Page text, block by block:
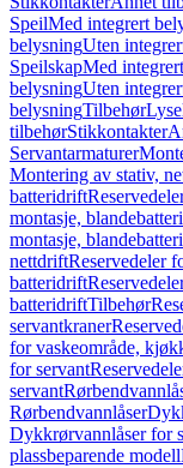
SpeilMed integrert
belysningUten
SpeilskapMed
belysningUten
belysningTilbehør
tilbehørStikkontakter
Servantarmaturer
Montering av stativ,
batteridrift
montasje,
montasje,
nettdriftReservedeler
batteridrift
batteridriftTilbehør
servantkraner
for vaskeområde,
for servant
servant
Rørbendvannlåser
Dykkrørvannlåser for
plassbeparende modell